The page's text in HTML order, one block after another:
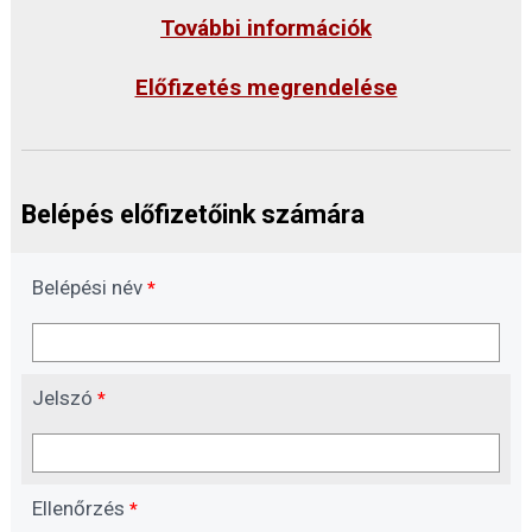
További információk
Előfizetés megrendelése
Belépés előfizetőink számára
Belépési név *
Jelszó *
Ellenőrzés *